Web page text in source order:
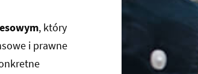
, który
i prawne